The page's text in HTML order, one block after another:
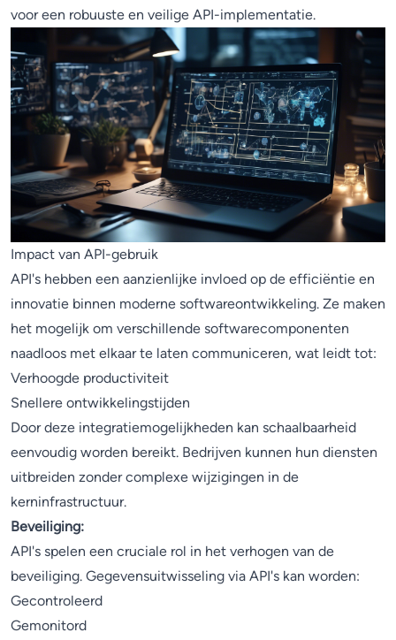
voor een robuuste en veilige API-implementatie.
Impact van API-gebruik
API's hebben een aanzienlijke invloed op de efficiëntie en
innovatie binnen moderne softwareontwikkeling. Ze maken
het mogelijk om verschillende softwarecomponenten
naadloos met elkaar te laten communiceren, wat leidt tot:
Verhoogde productiviteit
Snellere ontwikkelingstijden
Door deze integratiemogelijkheden kan schaalbaarheid
eenvoudig worden bereikt. Bedrijven kunnen hun diensten
uitbreiden zonder complexe wijzigingen in de
kerninfrastructuur.
Beveiliging:
API's spelen een cruciale rol in het verhogen van de
beveiliging. Gegevensuitwisseling via API's kan worden:
Gecontroleerd
Gemonitord